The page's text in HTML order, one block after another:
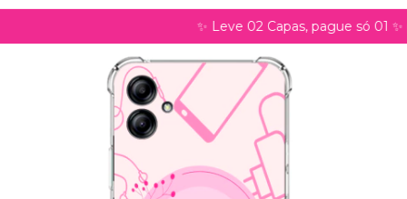
✨ Leve 02 Capas, pague só 01 ✨